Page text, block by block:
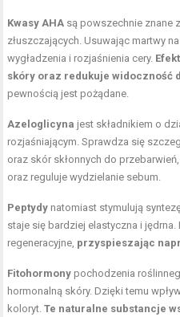
Kwasy AHA są powszechnie znane
złuszczających. Usuwając martwy
wygładzenia i rozjaśnienia cery.
skóry oraz redukuje widoczność
pewnością jest pożądane.
Azeloglicyna jest składnikiem o
rozjaśniającym. Sprawdza się
oraz skór skłonnych do
oraz reguluje wydzielanie sebum.
Peptydy natomiast stymulują
staje się bardziej elastyczna i
regeneracyjne, przyspieszając
Fitohormony pochodzenia
hormonalną skóry. Dzięki temu
koloryt.Te naturalne substancje